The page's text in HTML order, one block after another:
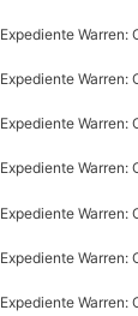
Expediente Warren:
Expediente Warren:
Expediente Warren:
Expediente Warren:
Expediente Warren:
Expediente Warren:
Expediente Warren: